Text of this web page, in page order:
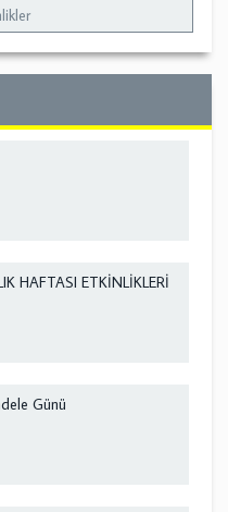
HAFTASI ETKİNLİKLERİ
Günü